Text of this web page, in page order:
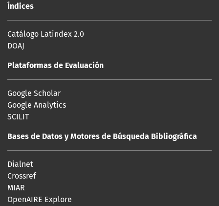
Índices
Catálogo Latindex 2.0
DOAJ
Plataformas de Evaluación
Google Scholar
Google Analytics
SCILIT
Bases de Datos y Motores de Búsqueda Bibliográfica
Dialnet
Crossref
MIAR
OpenAIRE Explore